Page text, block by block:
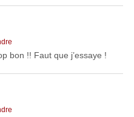
bon !! Faut que j’essaye !